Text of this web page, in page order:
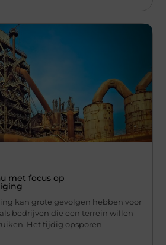
met focus op
kan grote gevolgen hebben voor
bedrijven die een terrein willen
Het tijdig opsporen